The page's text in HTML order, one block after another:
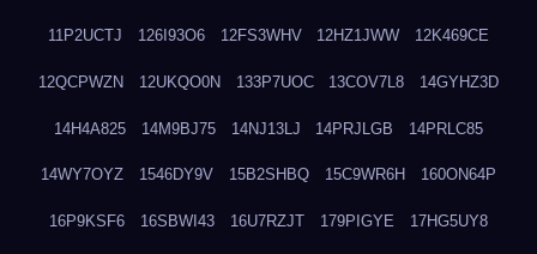
11P2UCTJ 126I93O6 12FS3WHV 12HZ1JWW 12K469CE
12QCPWZN 12UKQO0N 133P7UOC 13COV7L8 14GYHZ3D
14H4A825 14M9BJ75 14NJ13LJ 14PRJLGB 14PRLC85
14WY7OYZ 1546DY9V 15B2SHBQ 15C9WR6H 160ON64P
16P9KSF6 16SBWI43 16U7RZJT 179PIGYE 17HG5UY8